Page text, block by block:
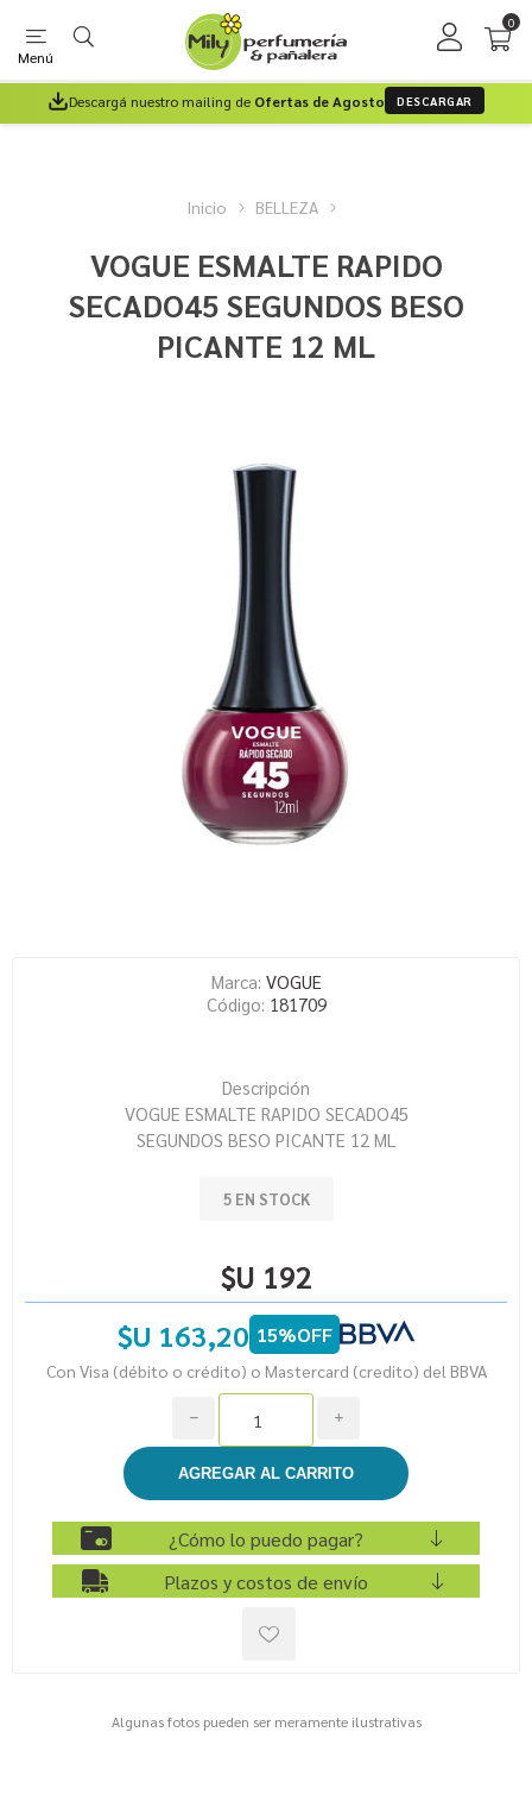
Menú
0
Descargá nuestro mailing de Ofertas de Agosto DESCARGAR
Inicio BELLEZA
VOGUE ESMALTE RAPIDO
SECADO45 SEGUNDOS BESO
PICANTE 12 ML
Marca: VOGUE
Código: 181709
Descripción
VOGUE ESMALTE RAPIDO SECADO45
SEGUNDOS BESO PICANTE 12 ML
5 EN STOCK
$U 192
$U 163,20 15%OFF
Con Visa (débito o crédito) o Mastercard (credito) del BBVA
i
h
¿Cómo lo puedo pagar?
Plazos y costos de envío
Algunas fotos pueden ser meramente ilustrativas